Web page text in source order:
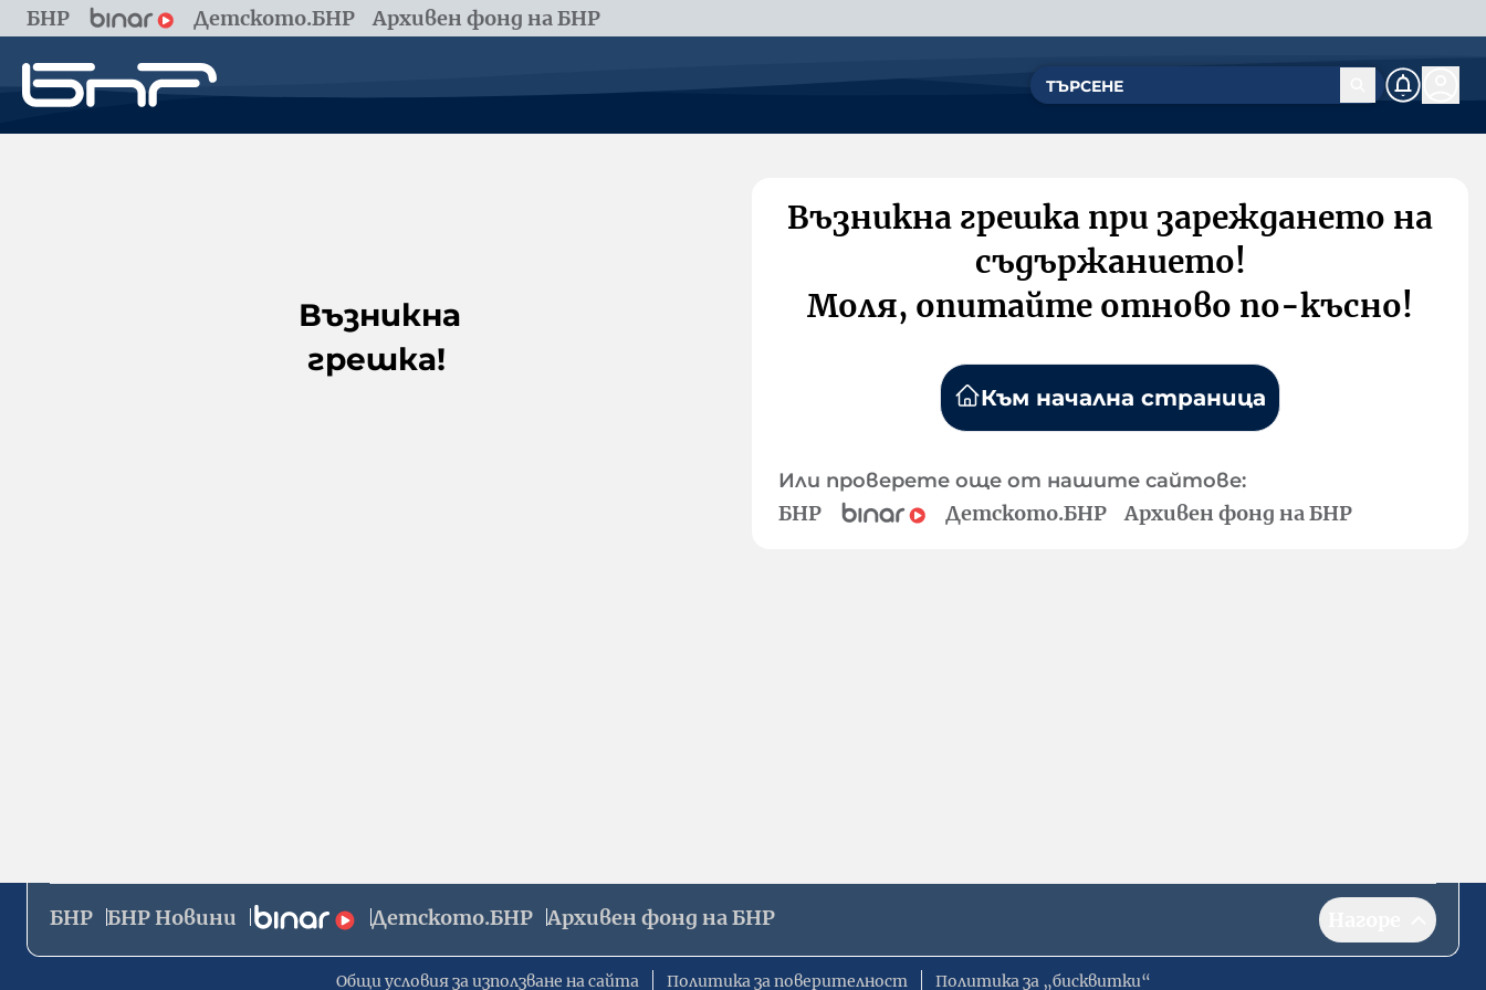
БНР Детското.БНР Архивен фонд на БНР
Възникна
грешка!
Възникна грешка при зареждането на
съдържанието!
Моля, опитайте отново по-късно!
Към начална страница
Или проверете още от нашите сайтове:
БНР Детското.БНР Архивен фонд на БНР
БНР БНР Новини Детското.БНР Архивен фонд на БНР
Общи условия за използване на сайта Политика за поверителност Политика за „бисквитки“